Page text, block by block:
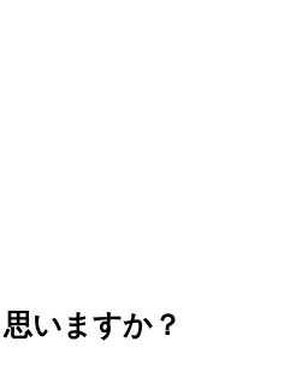
いますか？